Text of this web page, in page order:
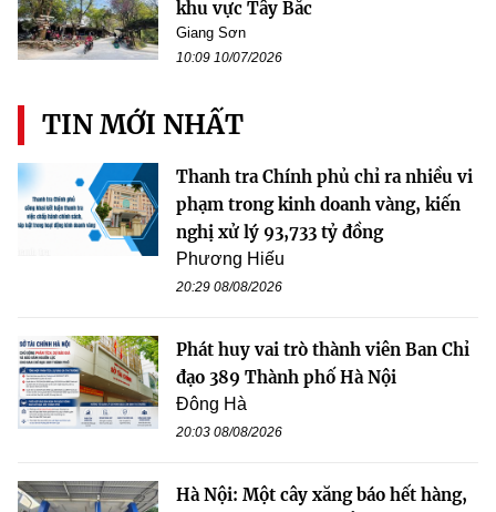
khu vực Tây Bắc
Giang Sơn
10:09 10/07/2026
TIN MỚI NHẤT
Thanh tra Chính phủ chỉ ra nhiều vi
phạm trong kinh doanh vàng, kiến
nghị xử lý 93,733 tỷ đồng
Phương Hiếu
20:29 08/08/2026
Phát huy vai trò thành viên Ban Chỉ
đạo 389 Thành phố Hà Nội
Đông Hà
20:03 08/08/2026
Hà Nội: Một cây xăng báo hết hàng,